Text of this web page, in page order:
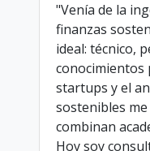
"Venía de la
finanzas
ideal: técnico,
conocimientos
startups y el
sostenibles
combinan
Hoy soy